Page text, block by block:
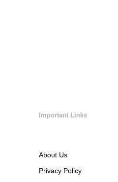
Important Links
About Us
Privacy Policy